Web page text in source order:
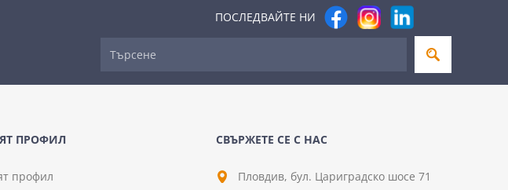
ПОСЛЕДВАЙТЕ НИ
ПРОФИЛ
профил
СВЪРЖЕТЕ СЕ С НАС
Пловдив, бул. Цариградско шосе 71